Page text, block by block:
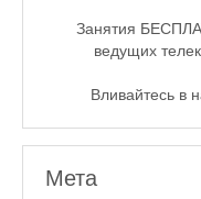
Занятия
ведущих
Вливайтесь
Мета